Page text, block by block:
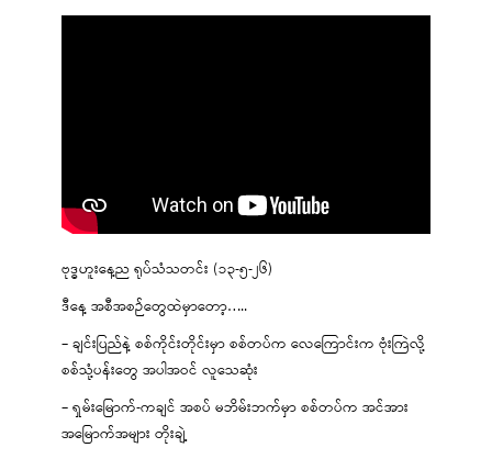
ဗုဒ္ဓဟူးနေ့ည ရုပ်သံသတင်း (၁၃-၅-၂၆)
ဒီနေ့ အစီအစဉ်တွေထဲမှာတော့…..
– ချင်းပြည်နဲ့ စစ်ကိုင်းတိုင်းမှာ စစ်တပ်က လေကြောင်းက ဗုံးကြဲလို့
စစ်သုံ့ပန်းတွေ အပါအဝင် လူသေဆုံး
– ရှမ်းမြောက်-ကချင် အစပ် မဘိမ်းဘက်မှာ စစ်တပ်က အင်အား
အမြောက်အများ တိုးချဲ့